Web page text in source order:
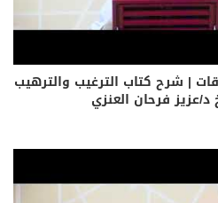
| شرح كتاب الترغيب والترهيب
عزيز فرحان العنزي